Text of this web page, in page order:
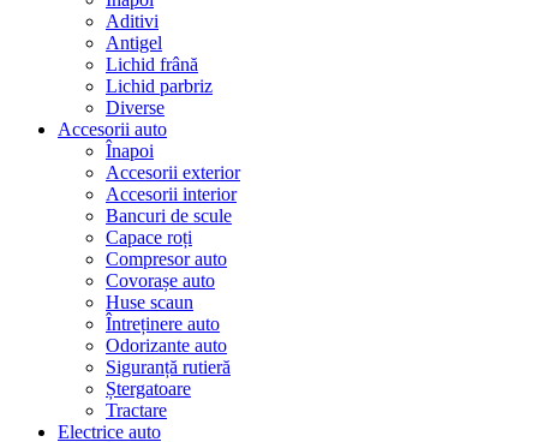
Aditivi
Antigel
Lichid frână
Lichid parbriz
Diverse
Accesorii auto
Înapoi
Accesorii exterior
Accesorii interior
Bancuri de scule
Capace roți
Compresor auto
Covorașe auto
Huse scaun
Întreținere auto
Odorizante auto
Siguranță rutieră
Ștergatoare
Tractare
Electrice auto